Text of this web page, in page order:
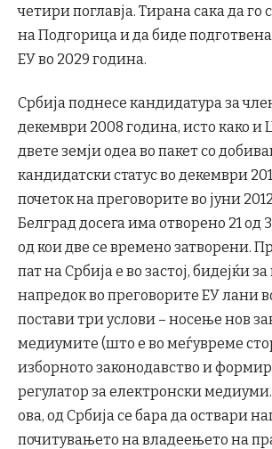
четири поглавја. Тирана сака да го
на Подгорица и да биде подготвена
ЕУ во 2029 година.
Србија поднесе кандидатура за
декември 2008 година, исто како и
двете земји одеа во пакет со
кандидатски статус во декември
почеток на преговорите во јуни
Белград досега има отворено 21 од
од кои две се времено затворени.
пат на Србија е во застој, бидејќи
напредок во преговорите ЕУ лани
постави три услови – носење нов
медиумите (што е во меѓувреме
изборното законодавство и
регулатор за електронски
ова, од Србија се бара да оствари
почитувањето на владеењето на